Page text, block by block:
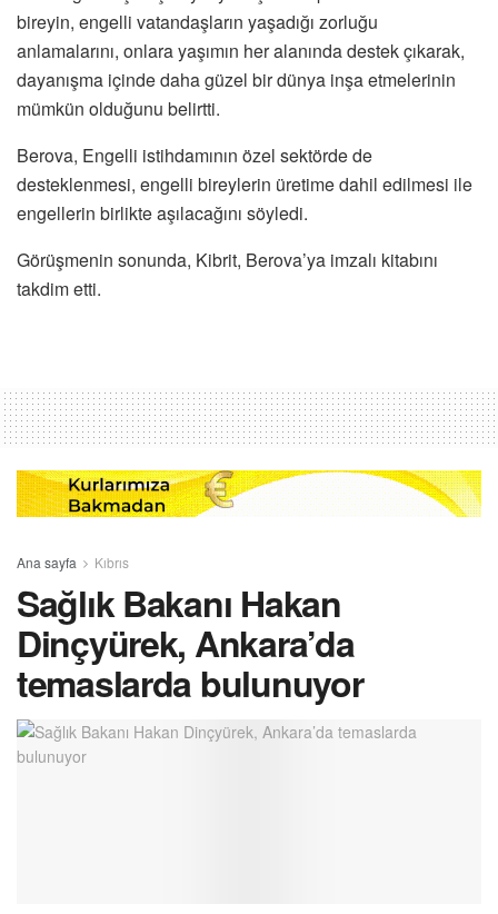
bireyin, engelli vatandaşların yaşadığı zorluğu
anlamalarını, onlara yaşımın her alanında destek çıkarak,
dayanışma içinde daha güzel bir dünya inşa etmelerinin
mümkün olduğunu belirtti.
Berova, Engelli istihdamının özel sektörde de
desteklenmesi, engelli bireylerin üretime dahil edilmesi ile
engellerin birlikte aşılacağını söyledi.
Görüşmenin sonunda, Kibrit, Berova’ya imzalı kitabını
takdim etti.
Ana sayfa Kıbrıs
Sağlık Bakanı Hakan
Dinçyürek, Ankara’da
temaslarda bulunuyor